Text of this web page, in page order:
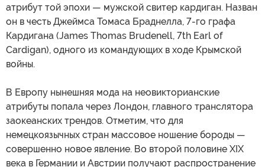
атрибут той эпохи — мужской свитер кардиган. Назван
он в честь Джеймса Томаса Браднелла, 7-го графа
Кардигана (James Thomas Brudenell, 7th Earl of
Cardigan), одного из командующих в ходе Крымской
войны.
В Европу нынешняя мода на неовикторианские
атрибуты попала через Лондон, главного транслятора
заокеанских трендов. Отметим, что для
немецкоязычных стран массовое ношение бороды —
совершенно новое явление. Во второй половине XIX
века в Германии и Австрии получают распространение